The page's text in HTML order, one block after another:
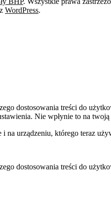
WordPress.
dostosowania treści do
Nie wpłynie to na
na urządzeniu, którego teraz
dostosowania treści do